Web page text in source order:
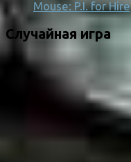
Mouse: P.I. for Hire
Случайная игра